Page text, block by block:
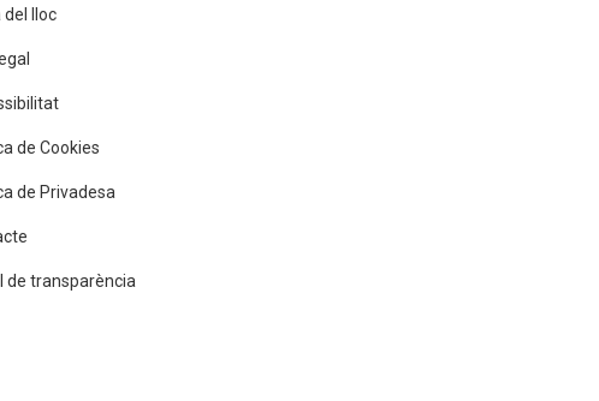
del lloc
de Cookies
de Privadesa
de transparència